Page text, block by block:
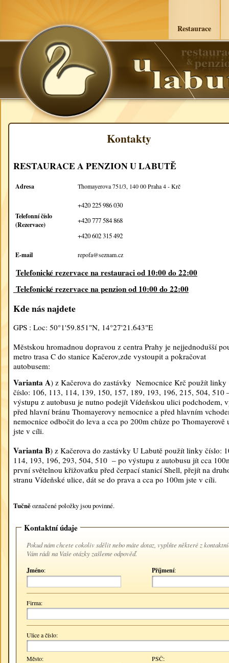
Restaurace
Kontakty
RESTAURACE A PENZION U LABUTĚ
Adresa Thomayerova 751/3, 140 00 Praha 4 - Krč
Telefonní číslo
(Rezervace)
+420 225 986 030
+420 777 584 868
+420 602 315 492
E-mail repofa@seznam.cz
Telefonické rezervace na restauraci od 10:00 do 22:00
Telefonické rezervace na penzion od 10:00 do 22:00
Kde nás najdete
GPS : Loc: 50°1'59.851"N, 14°27'21.643"E
Městskou hromadnou dopravou z centra Prahy je nejjednodušší
metro trasa C do stanice Kačerov,zde vystoupit a pokračovat
autobusem:
Varianta A) z Kačerova do zastávky Nemocnice Krč použít linky
číslo: 106, 113, 114, 139, 150, 157, 189, 193, 196, 215, 504, 510
výstupu z autobusu je nutno podejít Vídeňskou ulici podchodem,
před hlavní bránu Thomayerovy nemocnice a před hlavním
nemocnice odbočit do leva a cca po 200m chůze po Thomayerově
jste v cíli.
Varianta B) z Kačerova do zastávky U Labutě použít linky číslo:
114, 193, 196, 293, 504, 510 – po výstupu z autobusu jít cca
první světelnou křižovatku před čerpací stanicí Shell, přejít na
stranu Vídeňské ulice, dát se do prava a cca po 100m jste v cíli.
Tučněoznačené položky jsou povinné.
Kontaktní údaje
Pokud nám chcete cokoliv sdělit nebo máte dotaz, vyplňte některé z
Vám rádi na Vaše otázky zašleme odpověď.
Jméno: Příjmení:
Firma:
Ulice a číslo:
Město: PSČ: